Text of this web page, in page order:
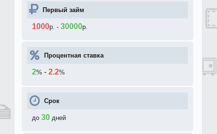
Первый займ
1000р. - 30000р.
Процентная ставка
2% - 2.2%
Срок
до 30 дней